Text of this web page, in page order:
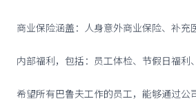
商业保险涵盖：人身意外商业保险、补充
内部福利，包括：员工体检、节假日福利
希望所有巴鲁夫工作的员工，能够通过公